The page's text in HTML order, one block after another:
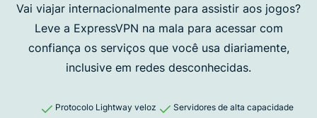
Vai viajar internacionalmente para assistir aos jogos?
Leve a ExpressVPN na mala para acessar com
confiança os serviços que você usa diariamente,
inclusive em redes desconhecidas.
Protocolo Lightway veloz
Servidores de alta capacidade